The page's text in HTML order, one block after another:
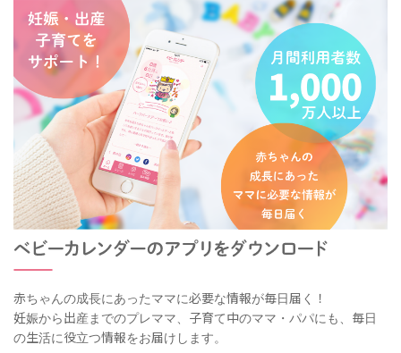
赤ちゃんの成長にあったママに必要な情報が毎日届く！
妊娠から出産までのプレママ、子育て中のママ・パパにも、毎日
の生活に役立つ情報をお届けします。